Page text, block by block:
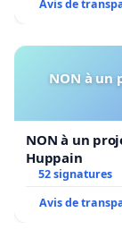
Avis de
NON à un
NON à un
Huppain
52 signatures
Avis de